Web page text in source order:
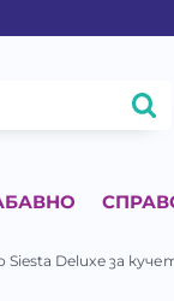
Deluxe за